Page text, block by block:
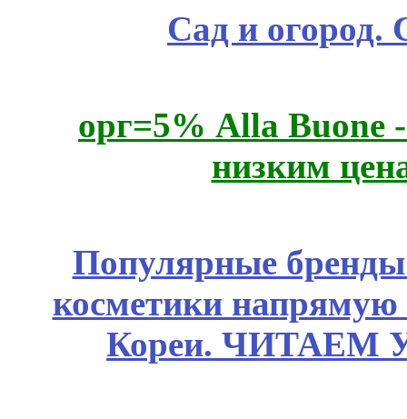
Сад и огород.
орг=5% Alla Buone
низким
Популярные
косметики
Кореи. ЧИТАЕМ